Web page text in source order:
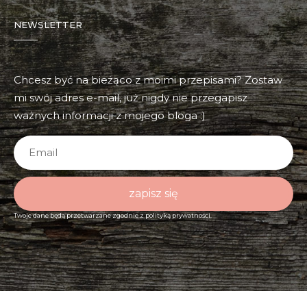
NEWSLETTER
Chcesz być na bieżąco z moimi przepisami? Zostaw
mi swój adres e-mail, już nigdy nie przegapisz
ważnych informacji z mojego bloga :)
zapisz się
Twoje dane będą przetwarzane zgodnie zpolityką prywatności.